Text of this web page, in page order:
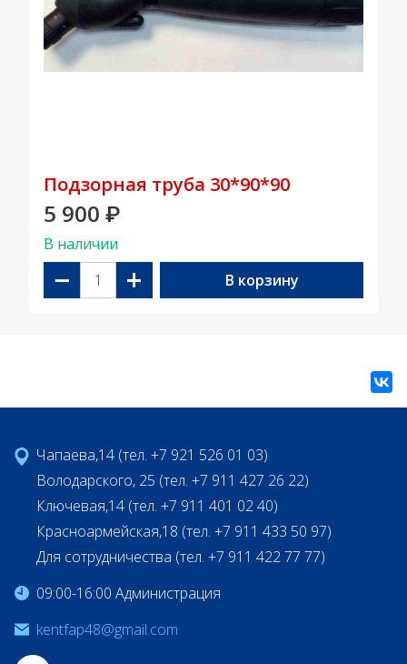
Подзорная труба 30*90*90
5 900 ₽
В наличии
− + В корзину
Чапаева,14 (тел. +7 921 526 01 03)
Володарского, 25 (тел. +7 911 427 26 22)
Ключевая,14 (тел. +7 911 401 02 40)
Красноармейская,18 (тел. +7 911 433 50 97)
Для сотрудничества (тел. +7 911 422 77 77)
09:00-16:00 Администрация
kentfap48@gmail.com